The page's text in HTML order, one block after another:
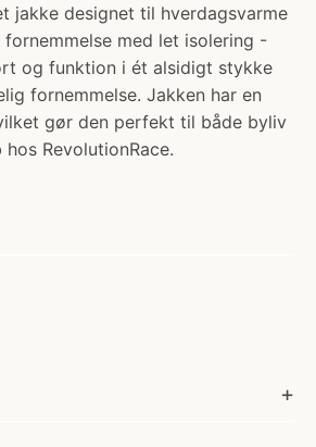
jakke designet til hverdagsvarme
med let isolering -
og funktion i ét alsidigt stykke
fornemmelse. Jakken har en
gør den perfekt til både byliv
RevolutionRace.